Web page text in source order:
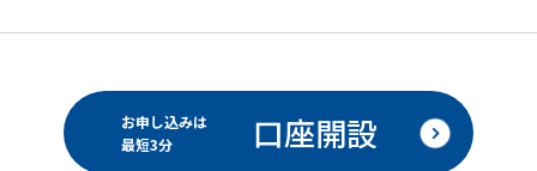
お申し込みは
最短3分
口座開設